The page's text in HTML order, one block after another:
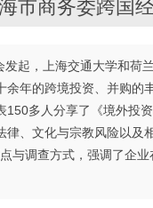
市商务委跨国
起，上海交通大学和荷
年的跨境投资、并购的
多人分享了《境外投
、文化与宗教风险以及
与调查方式，强调了企